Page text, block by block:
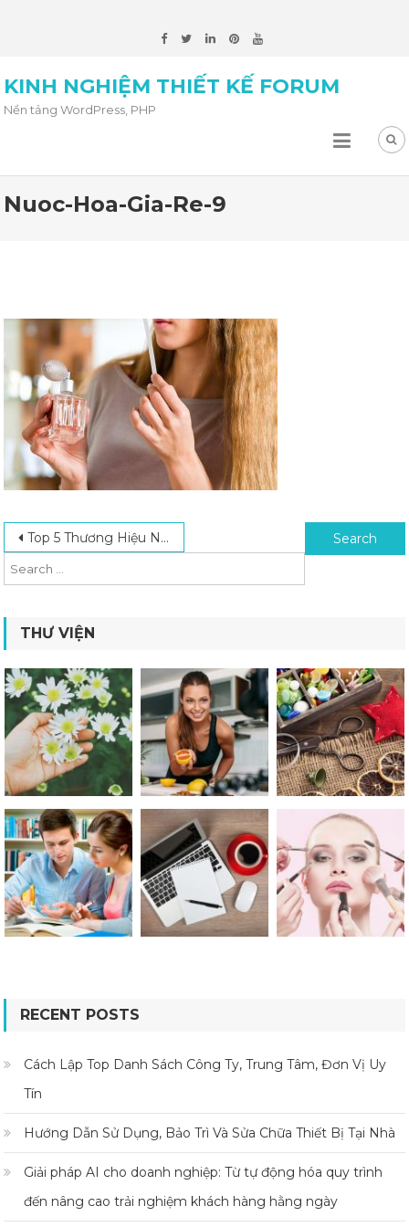
KINH NGHIỆM THIẾT KẾ FORUM
Nền tảng WordPress, PHP
Nuoc-Hoa-Gia-Re-9
Post navigation
Top 5 Thương Hiệu Nước Hoa Giá Rẻ Mùi Thơm Cực Thích Search for:
THƯ VIỆN
RECENT POSTS
Cách Lập Top Danh Sách Công Ty, Trung Tâm, Đơn Vị Uy
Tín
Hướng Dẫn Sử Dụng, Bảo Trì Và Sửa Chữa Thiết Bị Tại Nhà
Giải pháp AI cho doanh nghiệp: Từ tự động hóa quy trình
đến nâng cao trải nghiệm khách hàng hằng ngày